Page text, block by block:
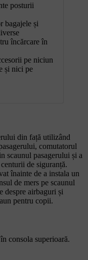
posturii
bagajele și
încărcare în
pe niciun
și nici pe
din față utilizând
comutatorul
scaunul pasagerului și a
de siguranță.
înainte de a instala un
de mers pe scaunul
despre airbaguri și
pentru copii.
consola superioară.